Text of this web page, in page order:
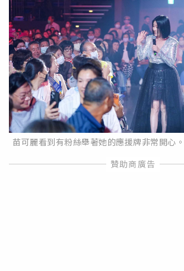
苗可麗看到有粉絲舉著她的應援牌非常開心。